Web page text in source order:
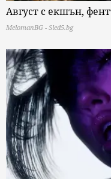
Август с екшън,
MelomanBG - Sled5.bg